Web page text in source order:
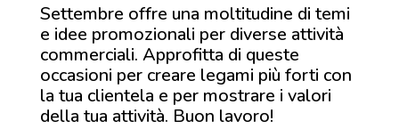
Settembre offre una moltitudine di temi
e idee promozionali per diverse attività
commerciali. Approfitta di queste
occasioni per creare legami più forti con
la tua clientela e per mostrare i valori
della tua attività. Buon lavoro!